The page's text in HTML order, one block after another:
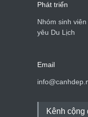
Phát triển
Nhóm sinh viên
yêu Du Lịch
Email
Kênh cộng